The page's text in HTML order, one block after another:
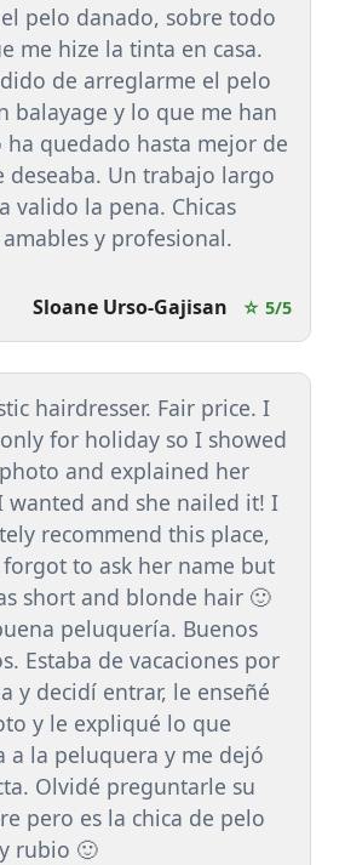
pelo danado, sobre todo
me hize la tinta en casa.
de arreglarme el pelo
balayage y lo que me han
ha quedado hasta mejor de
deseaba. Un trabajo largo
valido la pena. Chicas
y profesional.
Sloane Urso-Gajisan ☆ 5/5
hairdresser. Fair price. I
for holiday so I showed
and explained her
wanted and she nailed it! I
recommend this place,
to ask her name but
short and blonde hair 🙂
peluquería. Buenos
Estaba de vacaciones por
y decidí entrar, le enseñé
y le expliqué lo que
a la peluquera y me dejó
Olvidé preguntarle su
pero es la chica de pelo
rubio 🙂